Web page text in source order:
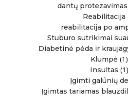
dantų
Reabilitacija
reabilitacija po
Stuburo sutrikimai
Diabetinė pėda ir
Klumpė (1)
Insultas (1)
Įgimti galūnių
Įgimtas tariamas